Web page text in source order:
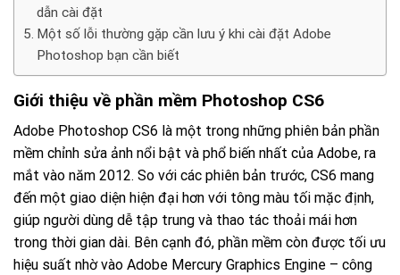
dẫn cài đặt
Một số lỗi thường gặp cần lưu ý khi cài đặt Adobe
Photoshop bạn cần biết
Giới thiệu về phần mềm Photoshop CS6
Adobe Photoshop CS6 là một trong những phiên bản phần
mềm chỉnh sửa ảnh nổi bật và phổ biến nhất của Adobe, ra
mắt vào năm 2012. So với các phiên bản trước, CS6 mang
đến một giao diện hiện đại hơn với tông màu tối mặc định,
giúp người dùng dễ tập trung và thao tác thoải mái hơn
trong thời gian dài. Bên cạnh đó, phần mềm còn được tối ưu
hiệu suất nhờ vào Adobe Mercury Graphics Engine – công